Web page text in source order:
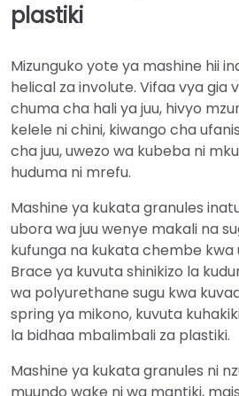
plastiki
Mizunguko yote ya mashine hii
helical za involute. Vifaa vya gia
chuma cha hali ya juu, hivyo
kelele ni chini, kiwango cha
cha juu, uwezo wa kubeba ni
huduma ni mrefu.
Mashine ya kukata granules
ubora wa juu wenye makali na
kufunga na kukata chembe kwa
Brace ya kuvuta shinikizo la
wa polyurethane sugu kwa
spring ya mikono, kuvuta
la bidhaa mbalimbali za plastiki.
Mashine ya kukata granules ni